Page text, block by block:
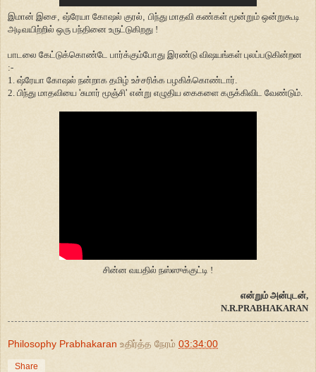
இமான் இசை ஷ்ரேயா கோஷல் குரல் பிந்து மாதவி கண்கள் மூன்றும் ஒன்றுகூடி
அடிவயிற்றில் ஒரு பந்தினை உருட்டுகிறது !
பாடலை கேட்டுக்கொண்டே பார்க்கும்போது இரண்டு விஷயங்கள் புலப்படுகின்றன
:-
1. ஷ்ரேயா கோஷல் நன்றாக தமிழ் உச்சரிக்க பழகிக்கொண்டார்.
2. பிந்து மாதவியை 'சுமார் மூஞ்சி' என்று எழுதிய கைகளை கருக்கிவிட வேண்டும்.
சின்ன வயதில் நஸ்ஸுக்குட்டி !
என்றும் அன்புடன்,
N.R.PRABHAKARAN
Philosophy Prabhakaran உதிர்த்த நேரம் 03:34:00
Share